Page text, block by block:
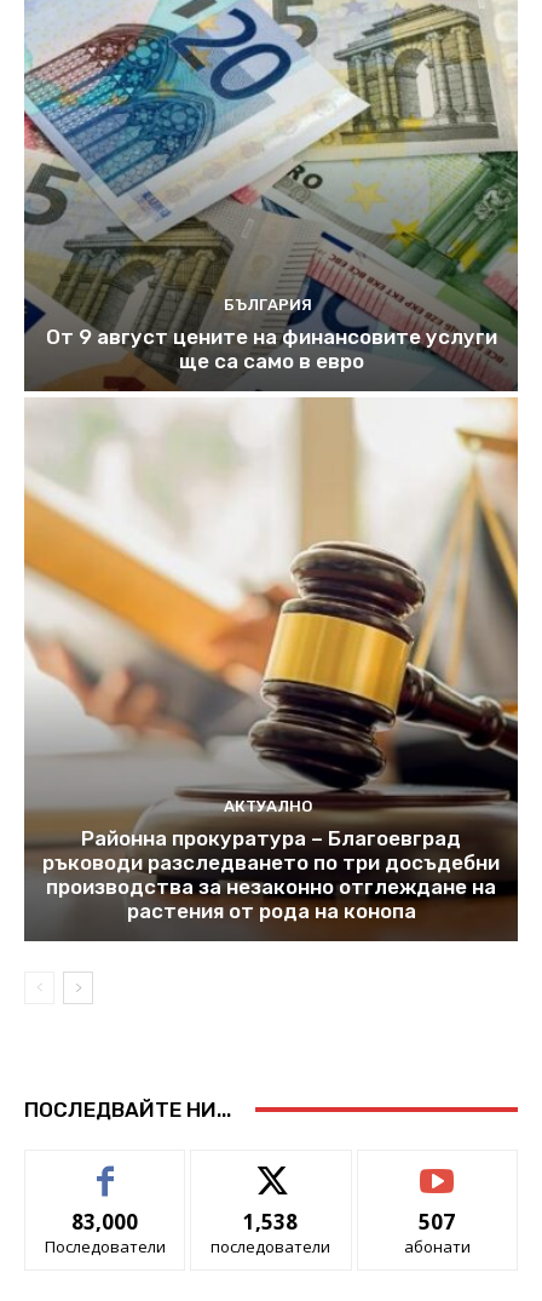
БЪЛГАРИЯ
От 9 август цените на финансовите услуги
ще са само в евро
АКТУАЛНО
Районна прокуратура – Благоевград
ръководи разследването по три досъдебни
производства за незаконно отглеждане на
растения от рода на конопа
ПОСЛЕДВАЙТЕ НИ...
83,000
Последователи
1,538
последователи
507
абонати